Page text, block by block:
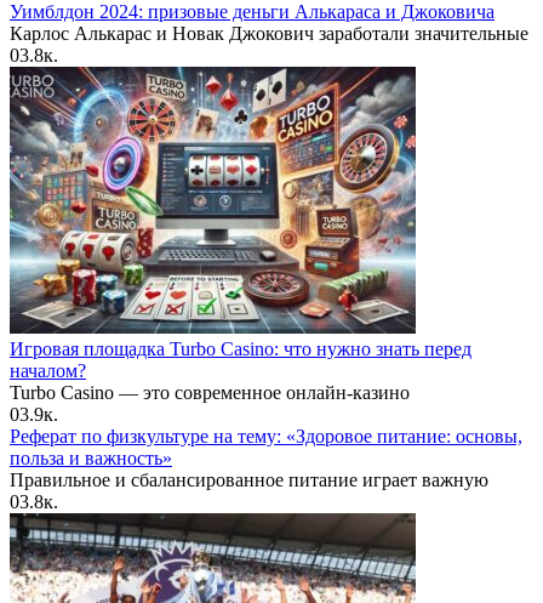
Уимблдон 2024: призовые деньги Алькараса и Джоковича
Карлос Алькарас и Новак Джокович заработали значительные
03.8к.
Игровая площадка Turbo Casino: что нужно знать перед
началом?
Turbo Casino — это современное онлайн-казино
03.9к.
Реферат по физкультуре на тему: «Здоровое питание: основы,
польза и важность»
Правильное и сбалансированное питание играет важную
03.8к.